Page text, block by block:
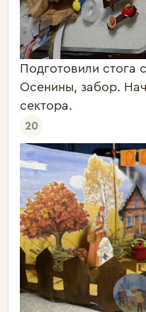
Подготовили стога
Осенины, забор.
сектора.
20